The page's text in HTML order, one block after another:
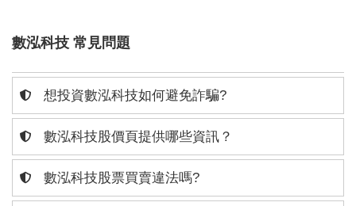
數泓科技 常見問題
想投資數泓科技如何避免詐騙?
數泓科技股價頁提供哪些資訊？
數泓科技股票買賣違法嗎?